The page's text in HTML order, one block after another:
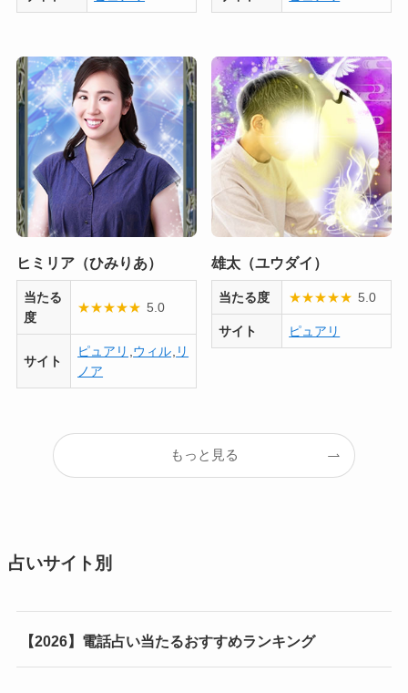
ヒミリア（ひみりあ）
当たる
度
★★★★★ 5.0
サイト
ピュアリ ,ウィル, リ
ノア
雄太（ユウダイ）
当たる度 ★★★★★ 5.0
サイト ピュアリ
もっと見る
占いサイト別
【2026】電話占い当たるおすすめランキング